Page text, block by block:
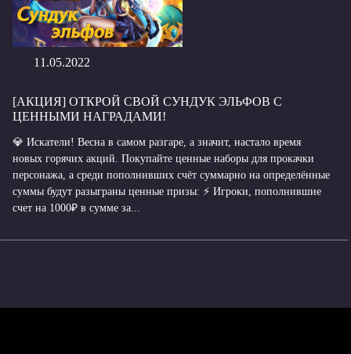
11.05.2022
[АКЦИЯ] ОТКРОЙ СВОЙ СУНДУК ЭЛЬФОВ С
ЦЕННЫМИ НАГРАДАМИ!
💎 Искатели! Весна в самом разгаре, а значит, настало время
новых горячих акций. Покупайте ценные наборы для прокачки
персонажа, а среди пополнивших счёт суммарно на определённые
суммы будут разыграны ценные призы: ⚡ Игроки, пополнившие
счет на 1000₽ в сумме за...